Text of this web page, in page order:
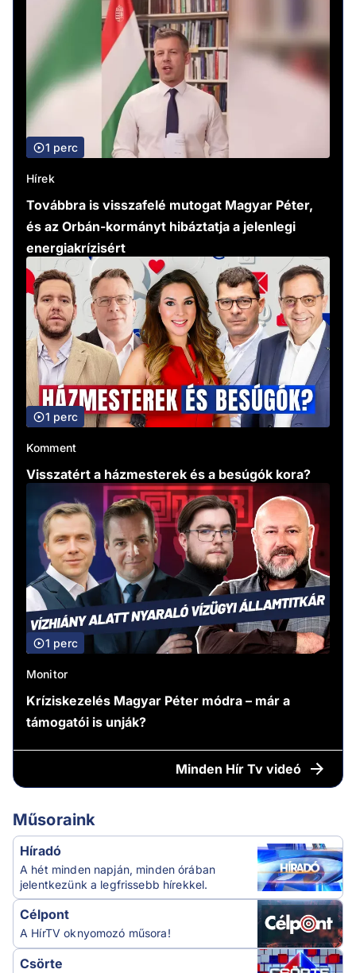
1 perc
Hírek
Továbbra is visszafelé mutogat Magyar Péter,
és az Orbán-kormányt hibáztatja a jelenlegi
energiakrízisért
1 perc
Komment
Visszatért a házmesterek és a besúgók kora?
1 perc
Monitor
Kríziskezelés Magyar Péter módra – már a
támogatói is unják?
Minden Hír Tv videó
Műsoraink
Híradó
A hét minden napján, minden órában
jelentkezünk a legfrissebb hírekkel.
Célpont
A HírTV oknyomozó műsora!
Csörte